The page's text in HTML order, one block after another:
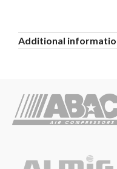
Additional